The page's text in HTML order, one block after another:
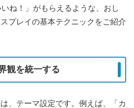
ね！」がもらえるような、おし
プレイの基本テクニックをご紹介
観を統一する
、テーマ設定です。例えば、「カ